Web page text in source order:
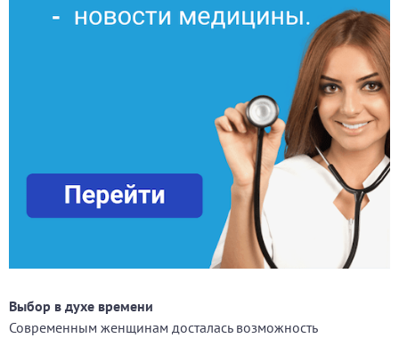
Выбор в духе времени
Современным женщинам досталась возможность